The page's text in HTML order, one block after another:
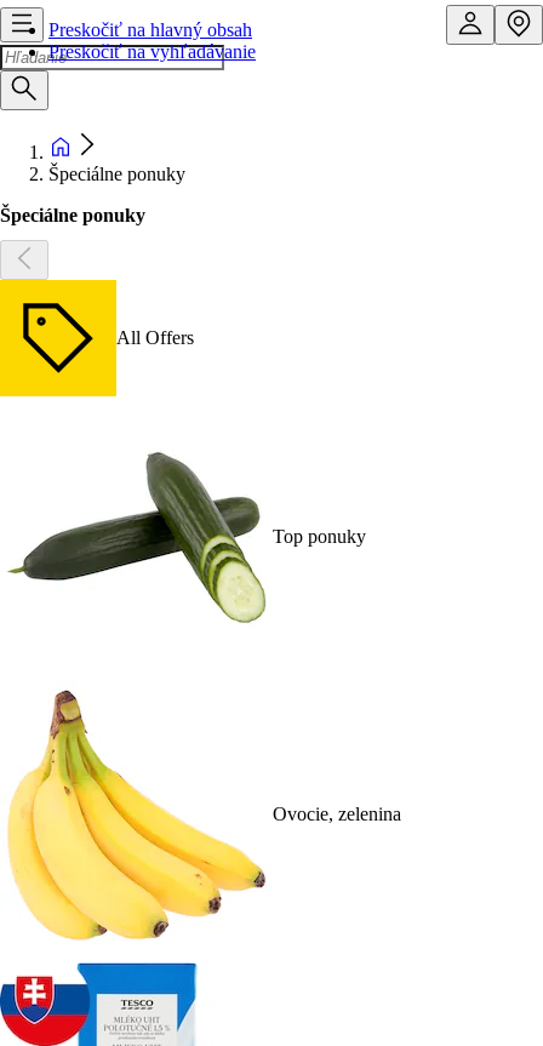
Preskočiť na hlavný obsah
Preskočiť na vyhľadávanie
Špeciálne ponuky
Špeciálne ponuky
All Offers
Top ponuky
Ovocie, zelenina